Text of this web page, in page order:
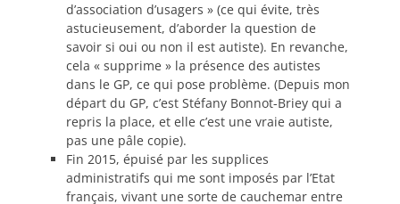
d’association d’usagers » (ce qui évite, très
astucieusement, d’aborder la question de
savoir si oui ou non il est autiste). En revanche,
cela « supprime » la présence des autistes
dans le GP, ce qui pose problème. (Depuis mon
départ du GP, c’est Stéfany Bonnot-Briey qui a
repris la place, et elle c’est une vraie autiste,
pas une pâle copie).
Fin 2015, épuisé par les supplices
administratifs qui me sont imposés par l’Etat
français, vivant une sorte de cauchemar entre